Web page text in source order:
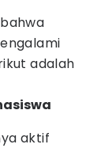
adalah
aktif